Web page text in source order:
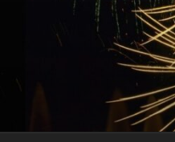
Tartalomhoz